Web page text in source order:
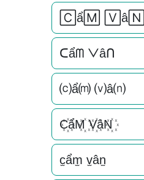
🄲ẩ🄼 🅅â🄽
ᑕẩᗰ ᐯâᑎ
⒞ẩ⒨ ⒱â⒩
C꙰ẩM꙰ V꙰âN꙰
c̫ẩm̫ v̫ân̫